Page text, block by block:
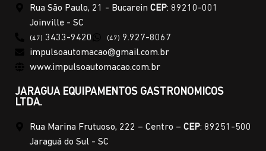
Rua São Paulo, 21 - Bucarein CEP: 89210-001
Joinville - SC
(47) 3433-9420 (47) 9.927-8067
impulsoautomacao@gmail.com.br
www.impulsoautomacao.com.br
JARAGUA EQUIPAMENTOS GASTRONOMICOS
LTDA.
Rua Marina Frutuoso, 222 – Centro – CEP: 89251-500
Jaraguá do Sul - SC